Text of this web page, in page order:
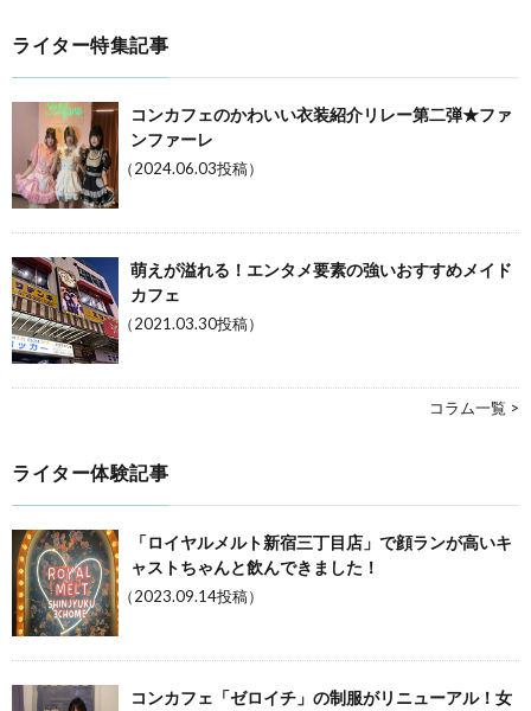
ライター特集記事
コンカフェのかわいい衣装紹介リレー第二弾★ファ
ンファーレ
（2024.06.03投稿）
萌えが溢れる！エンタメ要素の強いおすすめメイド
カフェ
（2021.03.30投稿）
コラム一覧 >
ライター体験記事
「ロイヤルメルト新宿三丁目店」で顔ランが高いキ
ャストちゃんと飲んできました！
（2023.09.14投稿）
コンカフェ「ゼロイチ」の制服がリニューアル！女